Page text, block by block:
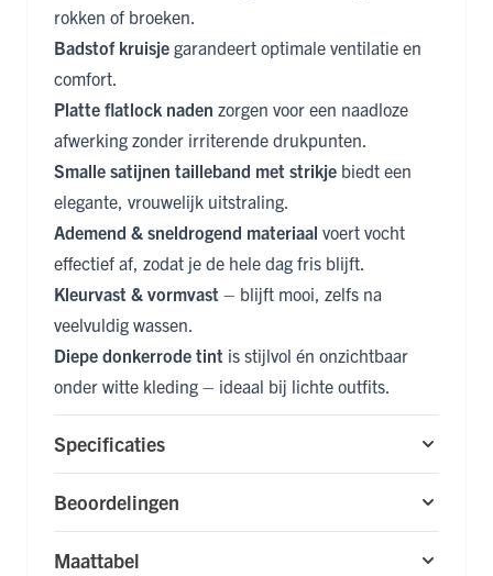
rokken of broeken.
Badstof kruisje garandeert optimale ventilatie en
comfort.
Platte flatlock naden zorgen voor een naadloze
afwerking zonder irriterende drukpunten.
Smalle satijnen tailleband met strikje biedt een
elegante, vrouwelijk uitstraling.
Ademend & sneldrogend materiaal voert vocht
effectief af, zodat je de hele dag fris blijft.
Kleurvast & vormvast – blijft mooi, zelfs na
veelvuldig wassen.
Diepe donkerrode tint is stijlvol én onzichtbaar
onder witte kleding – ideaal bij lichte outfits.
Specificaties
Beoordelingen
Maattabel